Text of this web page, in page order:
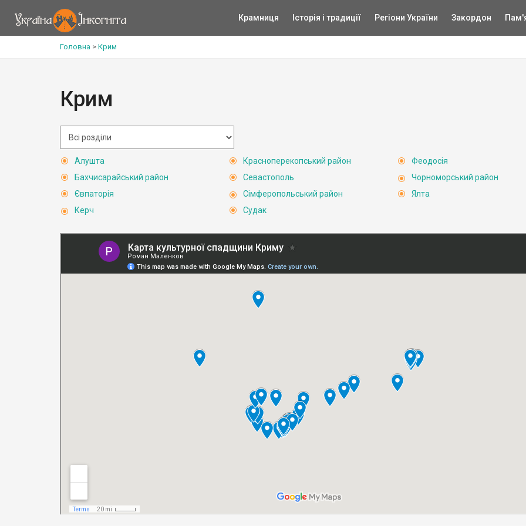
Крамниця Історія і традиції Регіони України Закордон
Головна > Крим
Крим
Алушта
Бахчисарайський район
Євпаторія
Керч
Красноперекопський район
Севастополь
Сімферопольський район
Судак
Феодосія
Чорноморський район
Ялта